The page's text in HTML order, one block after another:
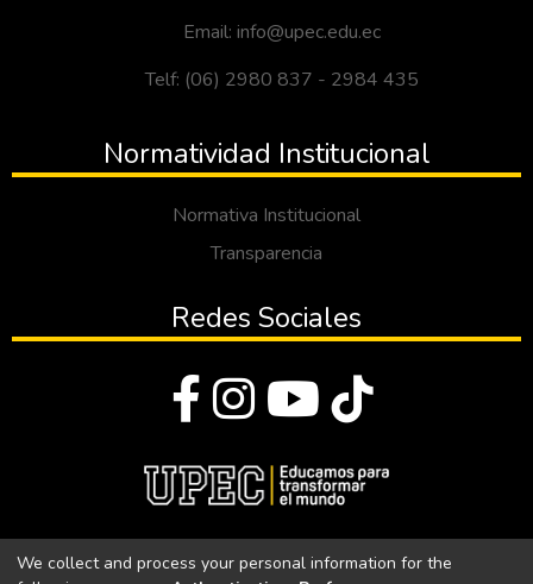
Email: info@upec.edu.ec
Telf: (06) 2980 837 - 2984 435
Normatividad Institucional
Normativa Institucional
Transparencia
Redes Sociales
We collect and process your personal information for the